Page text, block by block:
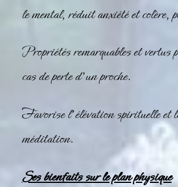
le mental, réduit anxiété et
Propriétés remarquables et vertus
cas de perte d’un proche.
Favorise l’élévation spirituelle et
méditation.
Ses bienfaits sur le plan physique